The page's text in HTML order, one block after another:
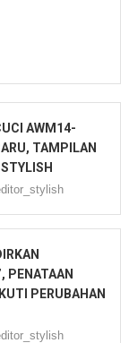
AWM14-
TAMPILAN
PENATAAN
PERUBAHAN